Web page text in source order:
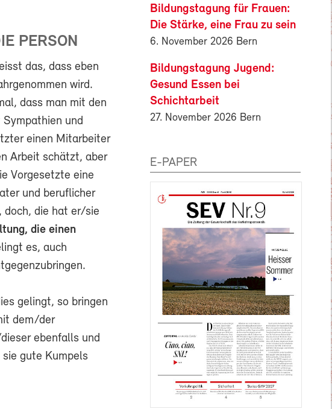
PERSON
das, dass eben
wird.
dass man mit den
und
einen Mitarbeiter
Arbeit schätzt, aber
Vorgesetzte eine
und beruflicher
doch, die hat er/sie
die einen
es, auch
gelingt, so bringen
dem/der
ebenfalls und
gute Kumpels
Bildungstagung für Frauen:
Die Stärke, eine Frau zu sein
6. November 2026 Bern
Bildungstagung Jugend:
Gesund Essen bei
Schichtarbeit
27. November 2026 Bern
E-PAPER